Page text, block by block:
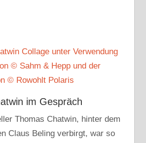
im Gespräch
Thomas Chatwin, hinter dem
Claus Beling verbirgt, war so